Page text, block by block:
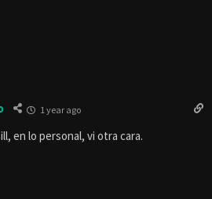
1 year ago
en lo personal, vi otra cara.